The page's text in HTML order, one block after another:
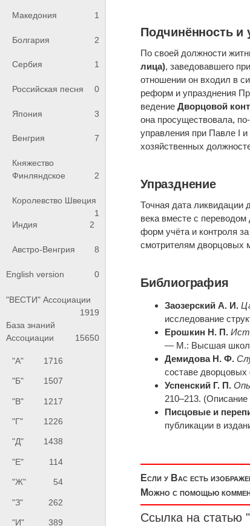
Македония 1
Болгария 2
Сербия 1
Российская песня 0
Япония 3
Венгрия 7
Княжество
Финляндское
2
Королевство Швеция
1
Индия
2
Австро-Венгрия 8
English version 0
"ВЕСТИ" Ассоциации
1919
База знаний
Ассоциации
15650
"А" 1716
"Б" 1507
"В" 1217
"Г" 1226
"Д" 1438
"Е" 114
"Ж" 54
"З" 262
"И" 389
Подчинённость и
По своей должности
лица), заведовавшего
отношении он входил в
реформ и упразднения
ведениеДворцовой
она просуществовала,
управления при Павле I
хозяйственных
Упразднение
Точная дата ликвидации
века вместе с
форм учёта и контроля
смотрителям дворцовых
Библиография
Заозерский А. И.
исследование
Ерошкин Н. П.
— М.: Высшая
Демидова Н. Ф.
составе
Успенский Г. П.
210–213.
Писцовые и
публикации в
Если у Вас есть
Можно с помощью
Ссылка на статью